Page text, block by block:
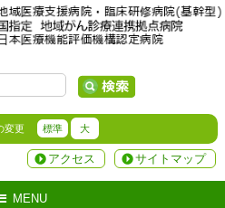
変更 標準 大
サイトマップ
アクセス
MENU